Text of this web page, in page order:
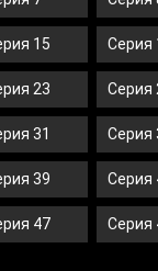
15 Серия
23 Серия
31 Серия
39 Серия
47 Серия